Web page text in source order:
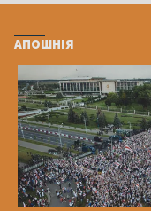
АПОШНІЯ